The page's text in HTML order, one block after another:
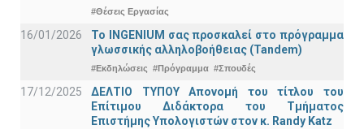
#Θέσεις Εργασίας
16/01/2026
Το INGENIUM σας προσκαλεί στο πρόγραμμα
γλωσσικής αλληλοβοήθειας (Tandem)
#Εκδηλώσεις #Πρόγραμμα #Σπουδές
17/12/2025
ΔΕΛΤΙΟ ΤΥΠΟΥ Απονομή του τίτλου του
Επίτιμου Διδάκτορα του Τμήματος
Επιστήμης Υπολογιστών στον κ. Randy Katz